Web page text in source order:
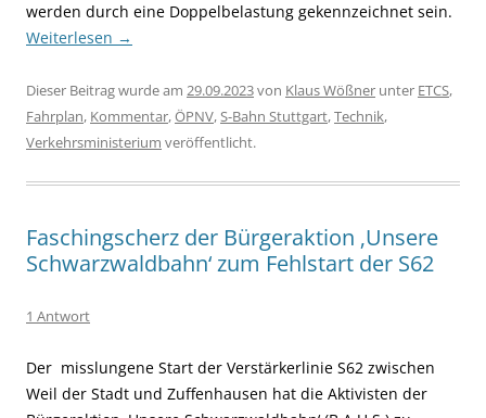
werden durch eine Doppelbelastung gekennzeichnet sein.
Weiterlesen →
Dieser Beitrag wurde am 29.09.2023von Klaus Wößner unter ETCS,
Fahrplan, Kommentar,ÖPNV,S-Bahn Stuttgart,Technik,
Verkehrsministerium veröffentlicht.
Faschingscherz der Bürgeraktion ‚Unsere
Schwarzwaldbahn‘ zum Fehlstart der S62
1 Antwort
Der misslungene Start der Verstärkerlinie S62 zwischen
Weil der Stadt und Zuffenhausen hat die Aktivisten der